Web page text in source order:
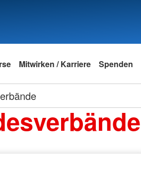
Mitwirken / Karriere Spenden